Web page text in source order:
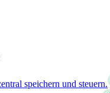
speichern und steuern.